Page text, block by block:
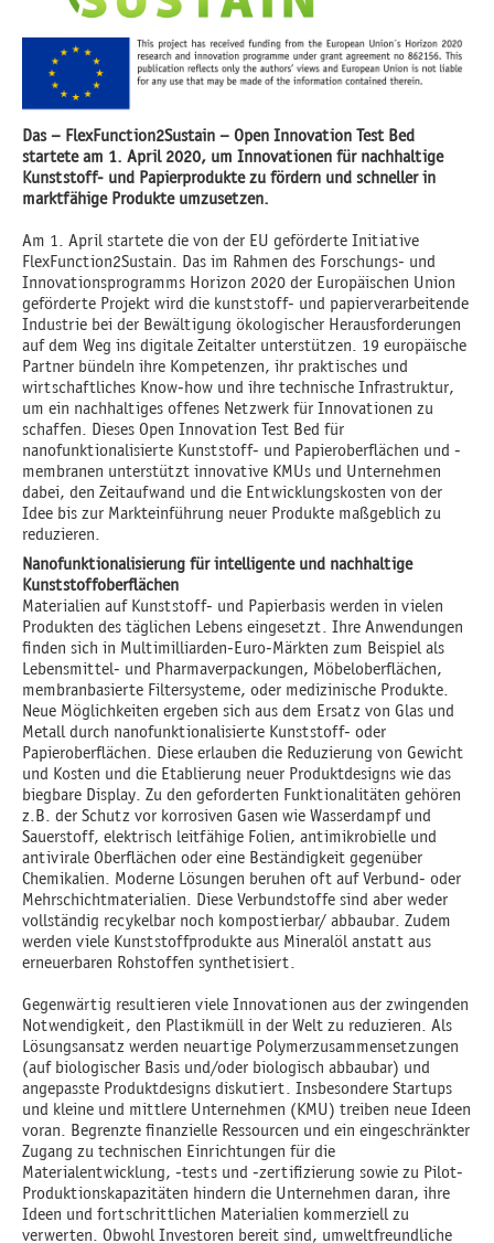
Das – FlexFunction2Sustain – Open Innovation Test Bed
startete am 1. April 2020, um Innovationen für nachhaltige
Kunststoff- und Papierprodukte zu fördern und schneller in
marktfähige Produkte umzusetzen.
Am 1. April startete die von der EU geförderte Initiative
FlexFunction2Sustain. Das im Rahmen des Forschungs- und
Innovationsprogramms Horizon 2020 der Europäischen Union
geförderte Projekt wird die kunststoff- und papierverarbeitende
Industrie bei der Bewältigung ökologischer Herausforderungen
auf dem Weg ins digitale Zeitalter unterstützen. 19 europäische
Partner bündeln ihre Kompetenzen, ihr praktisches und
wirtschaftliches Know-how und ihre technische Infrastruktur,
um ein nachhaltiges offenes Netzwerk für Innovationen zu
schaffen. Dieses Open Innovation Test Bed für
nanofunktionalisierte Kunststoff- und Papieroberflächen und -
membranen unterstützt innovative KMUs und Unternehmen
dabei, den Zeitaufwand und die Entwicklungskosten von der
Idee bis zur Markteinführung neuer Produkte maßgeblich zu
reduzieren.
Nanofunktionalisierung für intelligente und nachhaltige
Kunststoffoberflächen
Materialien auf Kunststoff- und Papierbasis werden in vielen
Produkten des täglichen Lebens eingesetzt. Ihre Anwendungen
finden sich in Multimilliarden-Euro-Märkten zum Beispiel als
Lebensmittel- und Pharmaverpackungen, Möbeloberflächen,
membranbasierte Filtersysteme, oder medizinische Produkte.
Neue Möglichkeiten ergeben sich aus dem Ersatz von Glas und
Metall durch nanofunktionalisierte Kunststoff- oder
Papieroberflächen. Diese erlauben die Reduzierung von Gewicht
und Kosten und die Etablierung neuer Produktdesigns wie das
biegbare Display. Zu den geforderten Funktionalitäten gehören
z.B. der Schutz vor korrosiven Gasen wie Wasserdampf und
Sauerstoff, elektrisch leitfähige Folien, antimikrobielle und
antivirale Oberflächen oder eine Beständigkeit gegenüber
Chemikalien. Moderne Lösungen beruhen oft auf Verbund- oder
Mehrschichtmaterialien. Diese Verbundstoffe sind aber weder
vollständig recykelbar noch kompostierbar/ abbaubar. Zudem
werden viele Kunststoffprodukte aus Mineralöl anstatt aus
erneuerbaren Rohstoffen synthetisiert.
Gegenwärtig resultieren viele Innovationen aus der zwingenden
Notwendigkeit, den Plastikmüll in der Welt zu reduzieren. Als
Lösungsansatz werden neuartige Polymerzusammensetzungen
(auf biologischer Basis und/oder biologisch abbaubar) und
angepasste Produktdesigns diskutiert. Insbesondere Startups
und kleine und mittlere Unternehmen (KMU) treiben neue Ideen
voran. Begrenzte finanzielle Ressourcen und ein eingeschränkter
Zugang zu technischen Einrichtungen für die
Materialentwicklung, -tests und -zertifizierung sowie zu Pilot-
Produktionskapazitäten hindern die Unternehmen daran, ihre
Ideen und fortschrittlichen Materialien kommerziell zu
verwerten. Obwohl Investoren bereit sind, umweltfreundliche